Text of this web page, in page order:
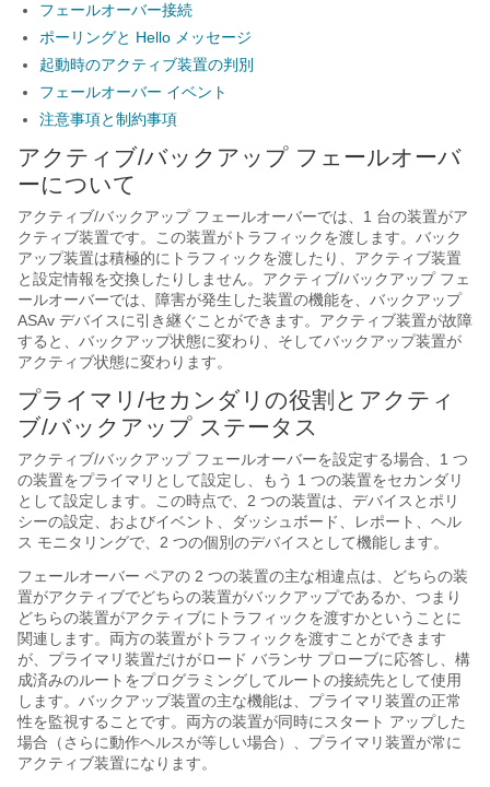
フェールオーバー接続
ポーリングと Hello メッセージ
起動時のアクティブ装置の判別
フェールオーバー イベント
注意事項と制約事項
アクティブ/バックアップ フェールオーバ
ーについて
アクティブ/バックアップ フェールオーバーでは、1 台の装置がア
クティブ装置です。この装置がトラフィックを渡します。バック
アップ装置は積極的にトラフィックを渡したり、アクティブ装置
と設定情報を交換したりしません。アクティブ/バックアップ フェ
ールオーバーでは、障害が発生した装置の機能を、バックアップ
ASAv デバイスに引き継ぐことができます。アクティブ装置が故障
すると、バックアップ状態に変わり、そしてバックアップ装置が
アクティブ状態に変わります。
プライマリ/セカンダリの役割とアクティ
ブ/バックアップ ステータス
アクティブ/バックアップ フェールオーバーを設定する場合、1 つ
の装置をプライマリとして設定し、もう 1 つの装置をセカンダリ
として設定します。この時点で、2 つの装置は、デバイスとポリ
シーの設定、およびイベント、ダッシュボード、レポート、ヘル
ス モニタリングで、2 つの個別のデバイスとして機能します。
フェールオーバー ペアの 2 つの装置の主な相違点は、どちらの装
置がアクティブでどちらの装置がバックアップであるか、つまり
どちらの装置がアクティブにトラフィックを渡すかということに
関連します。両方の装置がトラフィックを渡すことができます
が、プライマリ装置だけがロード バランサ プローブに応答し、構
成済みのルートをプログラミングしてルートの接続先として使用
します。バックアップ装置の主な機能は、プライマリ装置の正常
性を監視することです。両方の装置が同時にスタート アップした
場合（さらに動作ヘルスが等しい場合）、プライマリ装置が常に
アクティブ装置になります。